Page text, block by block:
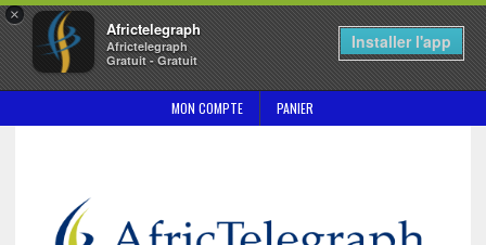
×
Africtelegraph
Africtelegraph
Gratuit - Gratuit
Installer l'app
MON COMPTE PANIER